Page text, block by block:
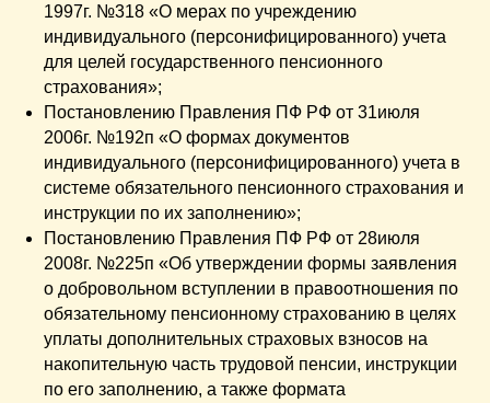
1997г. №318 «О мерах по учреждению
индивидуального (персонифицированного) учета
для целей государственного пенсионного
страхования»;
Постановлению Правления ПФ РФ от 31июля
2006г. №192п «О формах документов
индивидуального (персонифицированного) учета в
системе обязательного пенсионного страхования и
инструкции по их заполнению»;
Постановлению Правления ПФ РФ от 28июля
2008г. №225п «Об утверждении формы заявления
о добровольном вступлении в правоотношения по
обязательному пенсионному страхованию в целях
уплаты дополнительных страховых взносов на
накопительную часть трудовой пенсии, инструкции
по его заполнению, а также формата